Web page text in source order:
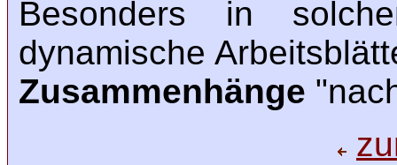
Besonders in
dynamische
Zusammenhänge